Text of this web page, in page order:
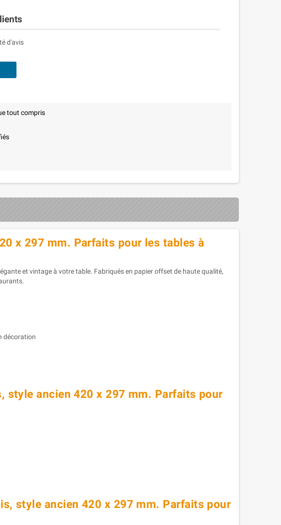
d'avis
tout compris
x 297 mm. Parfaits pour les tables à
et vintage à votre table. Fabriqués en papier offset de haute qualité,
décoration
style ancien 420 x 297 mm. Parfaits pour
style ancien 420 x 297 mm. Parfaits pour